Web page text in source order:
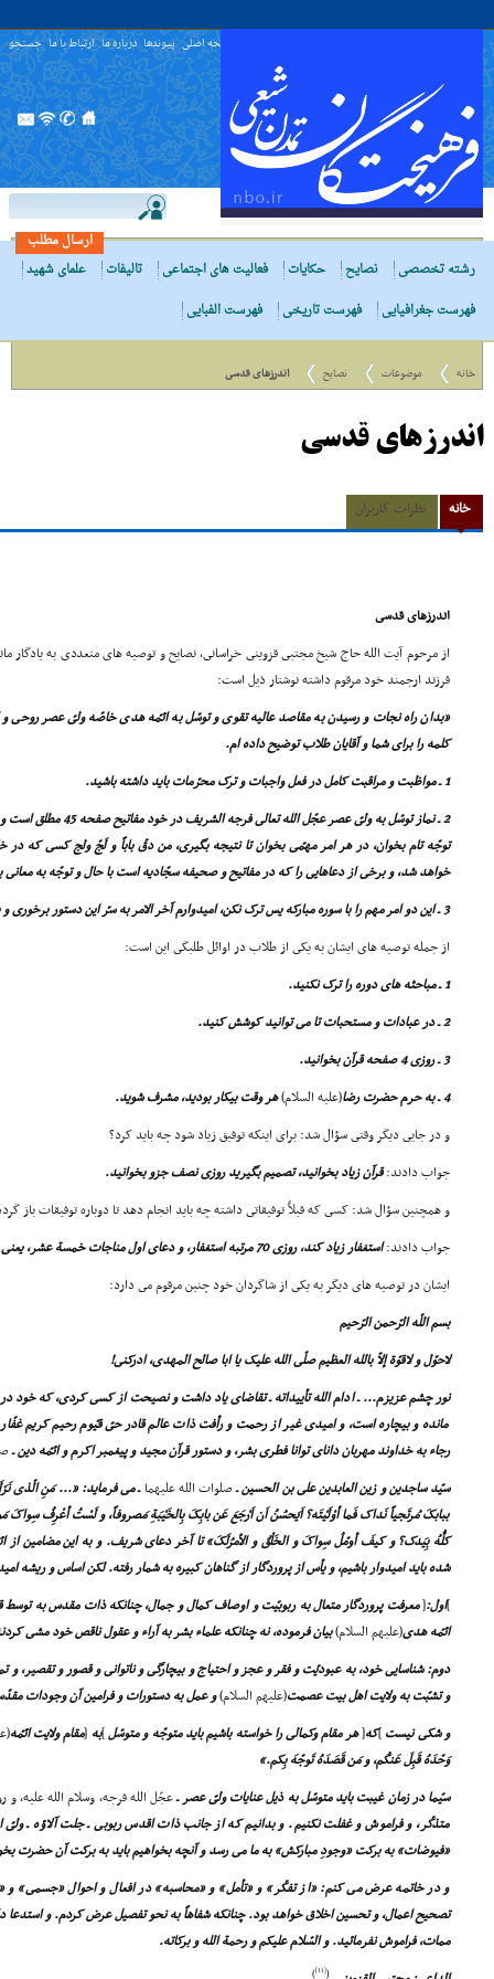
صفحه اصلی پیوندها درباره ما ارتباط با ما جستجو
ارسال مطلب
رشته تخصصی
نصایح حکایات فعالیت های اجتماعی تالیفات
علمای شهید
فهرست جغرافیایی
فهرست تاریخی فهرست الفبایی
خانه موضوعات نصایح اندرزهاى قدسى
اندرزهاى قدسى
خانه نظرات کاربران
اندرزهاى قدسى
از مرحوم آیت الله حاج شیخ مجتبى قزوینى خراسانى، نصایح و توصیه هاى متعددى به
فرزند ارجمند خود مرقوم داشته نوشتار ذیل است:
«بدان راه نجات و رسیدن به مقاصد عالیه تقوى و توسّل به ائمّه هدى خاصّه ولىّ عصر روحى و
کلمه را براى شما و آقایان طلاب توضیح داده ام.
1 ـ مواظبت و مراقبت کامل در فعل واجبات و ترک محرّمات باید داشته باشید.
2 ـ نماز توسّل به ولىّ عصر
توجّه تام بخوان، در هر امر مهمّى بخوان تا نتیجه بگیرى، من دقّ باباً و لَجّ ولج کسى که
خواهد شد، و برخى از دعاهایى را که در مفاتیح و صحیفه سجّادیه است با حال و توجّه به معانى
3 ـ این دو امر مهم را با سوره مبارکه یس ترک نکن، امیدوارم آخر الامر به سرّ این دستور برخورى و بفهمى...»
از جمله توصیه هاى ایشان به یکى از طلاب در اوائل طلبگى این است:
1 ـ مباحثه هاى دوره را ترک نکنید.
2 ـ در عبادات و مستحبات تا مى توانید کوشش کنید.
3 ـ روزى 4 صفحه قرآن بخوانید.
4 ـ به حرم حضرت رضا
(علیه السلام)هر وقت بیکار بودید، مشرف شوید.
و در جایى دیگر وقتى سؤال شد: براى اینکه توفیق زیاد شود چه باید کرد؟
جواب دادند:قرآن زیاد بخوانید، تصمیم بگیرید روزى نصف جزو بخوانید.
و همچنین سؤال شد: کسى که قبلاً توفیقاتى داشته چه باید انجام دهد تا دوباره توفیقات باز
جواب دادند:استغفار زیاد کند، روزى 70 مرتبه استغفار، و دعاى اول مناجات خمسة عشر، یعنى مناجاة التائبین را بخواند.
ایشان در توصیه هاى دیگر به یکى از شاگردان خود چنین مرقوم مى دارد:
بسم اللّه الرّحمن الرّحیم
لاحوّل و لاقوّة إلاّ بالله العظیم صلّى الله علیک یا ابا صالح المهدى، ادرکنى!
نور چشم عزیزم... ـ ادام الله تأییداته ـ تقاضاى یاد داشت و نصیحت از کسى کردى، که خود
مانده و بیچاره است، و امیدى غیر از رحمت و رأفت ذات عالم قادر حىّ قیّوم رحیم کریم
رجاء به خداوند مهربان داناى توانا فطرى بشر، و دستور قرآن مجید و پیغمبر اکرم و ائمّه دین ـ
سیّد ساجدین و زین العابدین على بن الحسین ـصلوات الله علیهماـ مى فرماید: «... مَنِ الّذی
ببابکَ مُرتَجیاً نَداک فَما أوْلَیْتَه؟ اَیَحسُنُ اَن اَرْجَعَ عَن بابِکَ بِالخَیْبَةِ مَصروفاً، و لَسْتُ أعْرِفُ سِواکَ
کلُّهُ بِیَدک؟ و کیفَ أومّلُ سِواکَ و الخَلْقُ و الأمرُلَکَ» تا آخر دعاى شریف. و به این مضامین از
شده باید امیدوار باشیم، و یأس از پروردگار از گناهان کبیره به شمار رفته. لکن اساس و ریشه
]اول:[معرفت پروردگار متعال به ربوبیّت و اوصاف کمال و جمال، چنانکه ذات مقدس به توسط
ائمّه هدى(علیهم السلام)بیان فرموده، نه چنانکه علماء بشر به آراء و عقول ناقص خود مشى
دوم: شناسایى خود، به عبودیّت و فقر و عجز و احتیاج و بیچارگى و ناتوانى و قصور و تقصیر، و
و تشبّت به ولایت اهل بیت عصمت(علیهم السلام)و عمل به دستورات و فرامین آن وجودات
و شکى نیست ]که[هر مقام وکمالى را خواسته باشیم باید متوجّه و متوسّل]به [مقام ولایت ائمّه
وَحّدَهُ قَبِلَ عَنکُم، و مَن قَصَدَهُ تَوجّهَ بِکم.»
سیّما در زمان غیبت باید متوسّل به ذیل عنایات ولىّ عصر ـعجّل الله فرجه، وسلام الله علیه، و
متذکّر، و فراموش و غفلت نکنیم. و بدانیم که از جانب ذات اقدس ربوبى ـ جلت آلاؤه ـ
«فیوضات» به برکت «وجودِ مبارکش» به ما مى رسد و آنچه بخواهیم باید به برکت آن حضرت
و در خاتمه عرض مى کنم: «از تفکّر» و «تأمل» و «محاسبه» در افعال و احوال «جسمى» و
تصحیح اعمال، و تحسین اخلاق خواهد بود. چنانکه شفاهاً به نحو تفصیل عرض کردم. و استدعا
ممات، فراموش نفرمائید. و السّلام علیکم و رحمة الله و برکاته.
(
[11]
)